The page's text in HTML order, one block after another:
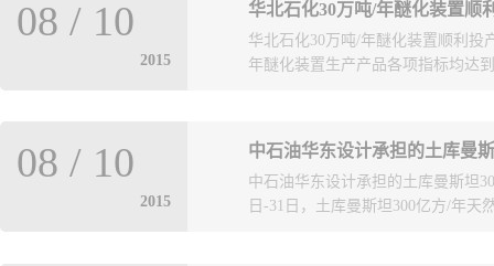
署。
装置（总投资12800万元）和150
于2015年11月15日中交，年底投产
务，难度之大可想而知；且大庆炼
项目部按照分公司领导指示和要求
施，总体进展顺利。
华北石化30万吨/年醚化装置顺
2015
08 / 10
华北石化30万吨/年醚化装置顺利
年醚化装置生产产品各项指标均达
可控，实现了投料开车一次成功。
示，“开车如此顺利刷新了国内同
年醚化装置生产优质汽油调和组分
主要经济增长点，是华北石化公司
中石油华东设计承担的土库曼
2015
08 / 10
中石油华东设计承担的土库曼斯坦
日-31日，土库曼斯坦300亿方/年天